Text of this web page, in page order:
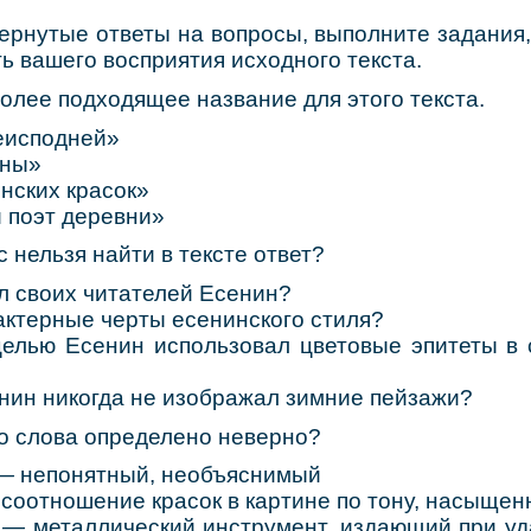
ответы на вопросы, выполните задания,
вашего восприятия исходного текста.
подходящее название для этого текста.
красок»
деревни»
нельзя найти в тексте ответ?
читателей Есенин?
черты есенинского стиля?
Есенин использовал цветовые эпитеты в
никогда не изображал зимние пейзажи?
слова определено неверно?
непонятный, необъяснимый
соотношение красок в картине по тону,